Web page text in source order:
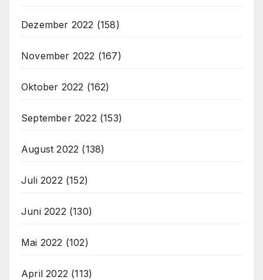
Dezember 2022 (158)
November 2022 (167)
Oktober 2022 (162)
September 2022 (153)
August 2022 (138)
Juli 2022 (152)
Juni 2022 (130)
Mai 2022 (102)
April 2022 (113)